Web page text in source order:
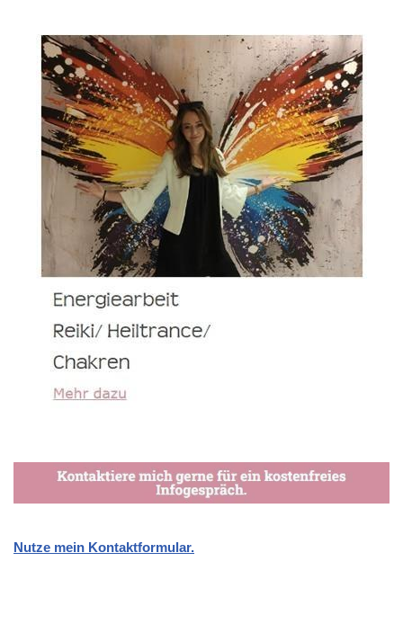
Nutze mein Kontaktformular.